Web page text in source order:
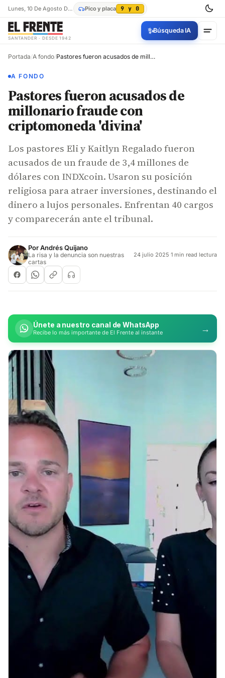
Lunes, 10 De Agosto De 2026 Pico y placa 9 y 0
SANTANDER · DESDE 1942
✨Búsqueda IA
Portada/A fondo/ Pastores fueron acusados de millonario fraude con criptomoneda 'divina'
A FONDO
Pastores fueron acusados de
millonario fraude con
criptomoneda 'divina'
Los pastores Eli y Kaitlyn Regalado fueron
acusados de un fraude de 3,4 millones de
dólares con INDXcoin. Usaron su posición
religiosa para atraer inversiones, destinando el
dinero a lujos personales. Enfrentan 40 cargos
y comparecerán ante el tribunal.
PorAndrés Quijano
La risa y la denuncia son nuestras
cartas
24 julio 2025·1 min read lectura
Únete a nuestro canal de WhatsApp
Recibe lo más importante de El Frente al instante →